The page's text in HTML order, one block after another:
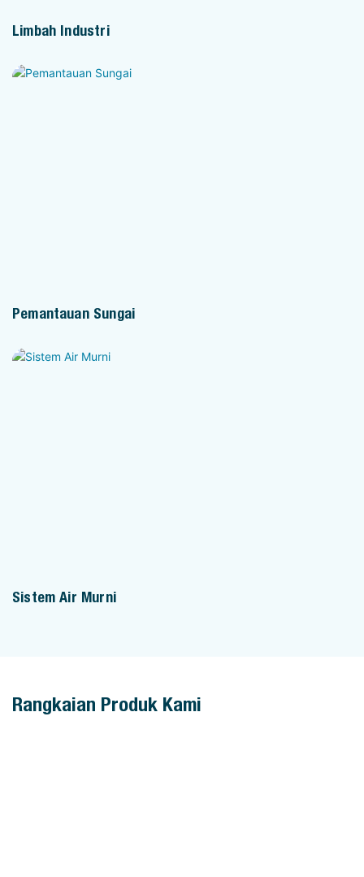
Limbah Industri
Pemantauan Sungai
Sistem Air Murni
Rangkaian Produk Kami